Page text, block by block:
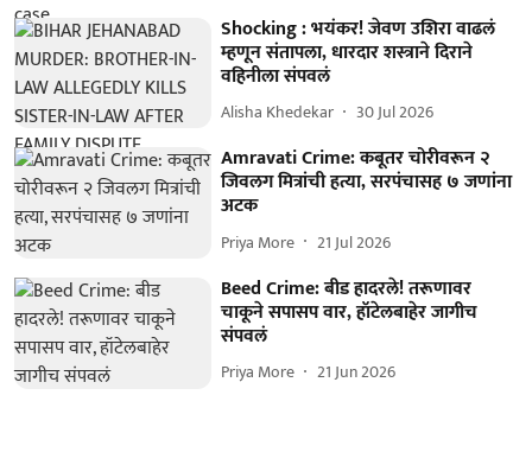
Shocking : भयंकर! जेवण उशिरा वाढलं
म्हणून संतापला, धारदार शस्त्राने दिराने
वहिनीला संपवलं
Alisha Khedekar 30 Jul 2026
Amravati Crime: कबूतर चोरीवरून २
जिवलग मित्रांची हत्या, सरपंचासह ७ जणांना
अटक
Priya More 21 Jul 2026
Beed Crime: बीड हादरले! तरूणावर
चाकूने सपासप वार, हॉटेलबाहेर जागीच
संपवलं
Priya More 21 Jun 2026